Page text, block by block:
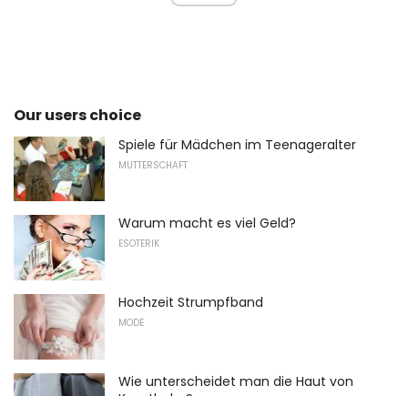
Our users choice
Spiele für Mädchen im Teenageralter
MUTTERSCHAFT
Warum macht es viel Geld?
ESOTERIK
Hochzeit Strumpfband
MODE
Wie unterscheidet man die Haut von